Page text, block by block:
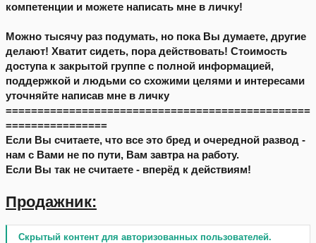
компетенции и можете написать мне в личку!
Можно тысячу раз подумать, но пока Вы думаете, другие
делают! Хватит сидеть, пора действовать! Стоимость
доступа к закрытой группе с полной информацией,
поддержкой и людьми со схожими целями и интересами
уточняйте написав мне в личку
================================================
================
Если Вы считаете, что все это бред и очередной развод -
нам с Вами не по пути, Вам завтра на работу.
Если Вы так не считаете - вперёд к действиям!
Продажник:
Скрытый контент для авторизованных пользователей.